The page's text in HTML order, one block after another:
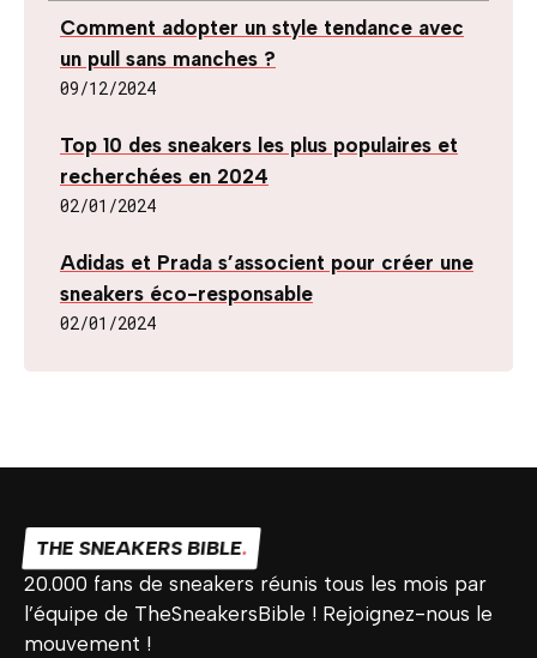
Comment adopter un style tendance avec
un pull sans manches ?
09/12/2024
Top 10 des sneakers les plus populaires et
recherchées en 2024
02/01/2024
Adidas et Prada s’associent pour créer une
sneakers éco-responsable
02/01/2024
THE SNEAKERS BIBLE.
20.000 fans de sneakers réunis tous les mois par
l’équipe de TheSneakersBible ! Rejoignez-nous le
mouvement !